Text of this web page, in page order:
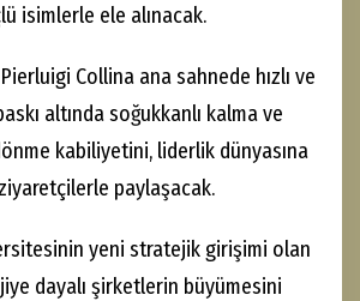
isimlerle ele alınacak.
Collina ana sahnede hızlı ve
altında soğukkanlı kalma ve
kabiliyetini, liderlik dünyasına
paylaşacak.
yeni stratejik girişimi olan
dayalı şirketlerin büyümesini